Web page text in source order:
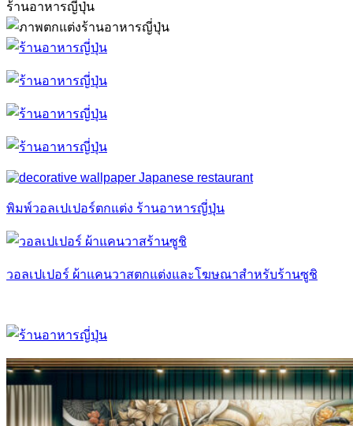
ร้านอาหารญี่ปุ่น
พิมพ์วอลเปเปอร์ตกแต่ง ร้านอาหารญี่ปุ่น
วอลเปเปอร์ ผ้าแคนวาสตกแต่งและโฆษณาสำหรับร้านซูชิ